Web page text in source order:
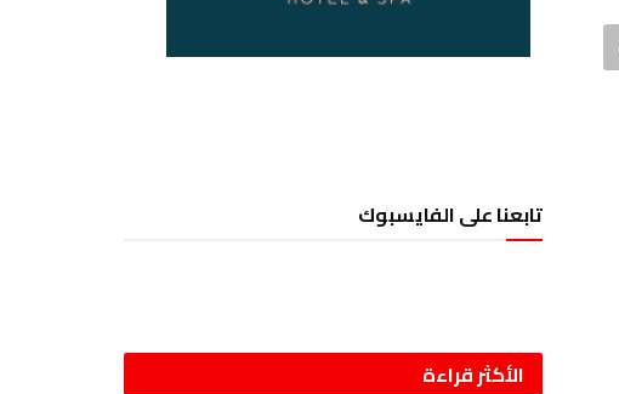
تابعنا على الفايسبوك
الأكثر قراءة